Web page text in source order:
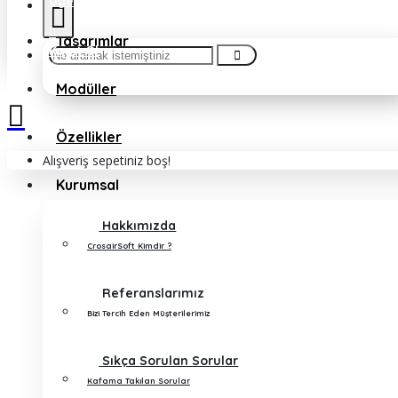
Tasarımlar
Modüller
Özellikler
Kurumsal
Hakkımızda
CrosairSoft Kimdir ?
Referanslarımız
Bizi Tercih Eden Müşterilerimiz
Sıkça Sorulan Sorular
Kafama Takılan Sorular
Alışveriş sepetiniz boş!
Kayıt Ol
Sipariş ve Teslimat